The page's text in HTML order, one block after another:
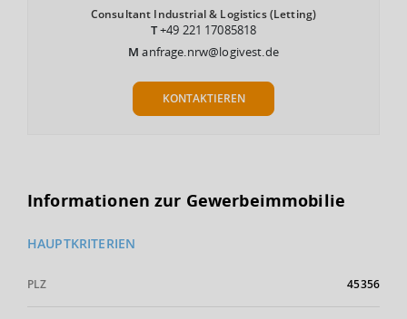
Consultant Industrial & Logistics (Letting)
T+49 221 17085818
Manfrage.nrw@logivest.de
KONTAKTIEREN
Informationen zur Gewerbeimmobilie
HAUPTKRITERIEN
PLZ 45356